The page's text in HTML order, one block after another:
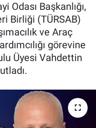
Odası Başkanlığı,
Birliği (TÜRSAB)
ve Araç
görevine
Üyesi Vahdettin